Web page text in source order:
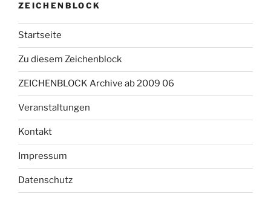
ZEICHENBLOCK
Startseite
Zu diesem Zeichenblock
ZEICHENBLOCK Archive ab 2009 06
Veranstaltungen
Kontakt
Impressum
Datenschutz